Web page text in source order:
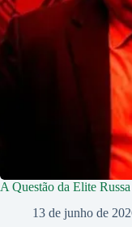
A Questão da Elite Russa
13 de junho de